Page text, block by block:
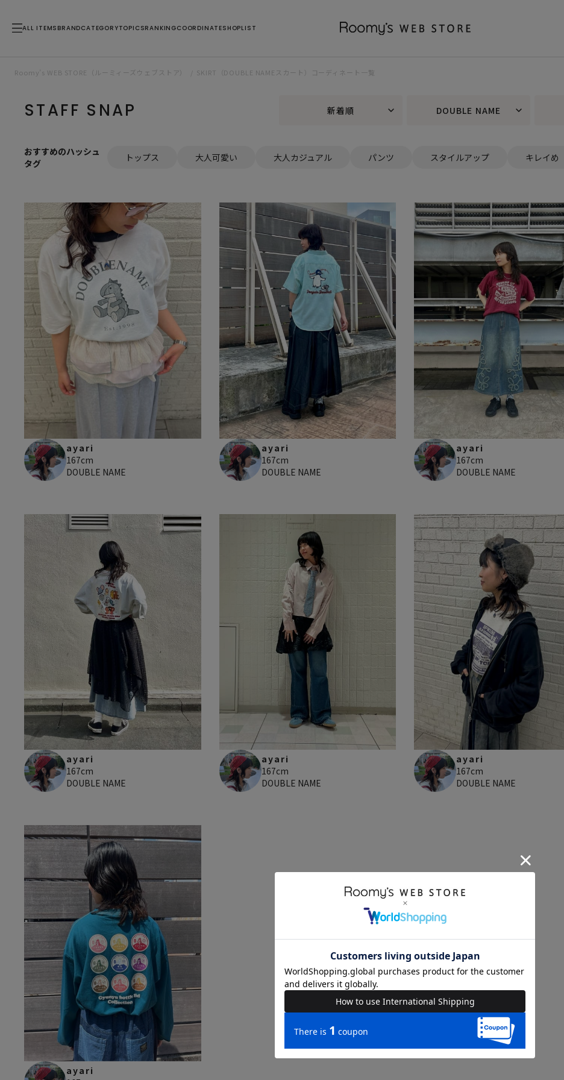
ALL ITEMS BRANDCATEGORYTOPICSRANKINGCOORDINATESHOPLIST
Roomy’s WEB STORE（ルーミィーズウェブストア） SKIRT（DOUBLE NAMEスカート）コーディネート一覧
STAFF SNAP 新着順 DOUBLE NAME
おすすめのハッシュ
タグ
トップス 大人可愛い 大人カジュアル パンツ スタイルアップ キレイめ
ayari
167cm
DOUBLE NAME
ayari
167cm
DOUBLE NAME
ayari
167cm
DOUBLE NAME
ayari
167cm
DOUBLE NAME
ayari
167cm
DOUBLE NAME
ayari
167cm
DOUBLE NAME
ayari